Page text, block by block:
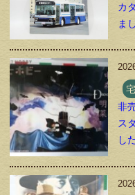
カ
ま
非
ス
し